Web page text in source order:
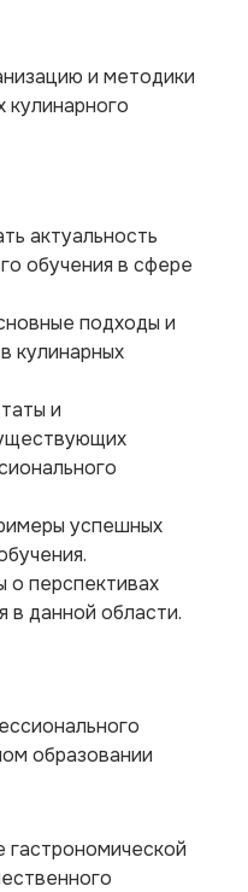
и методики
кулинарного
актуальность
обучения в сфере
подходы и
кулинарных
и
успешных
о перспективах
в данной области.
образовании